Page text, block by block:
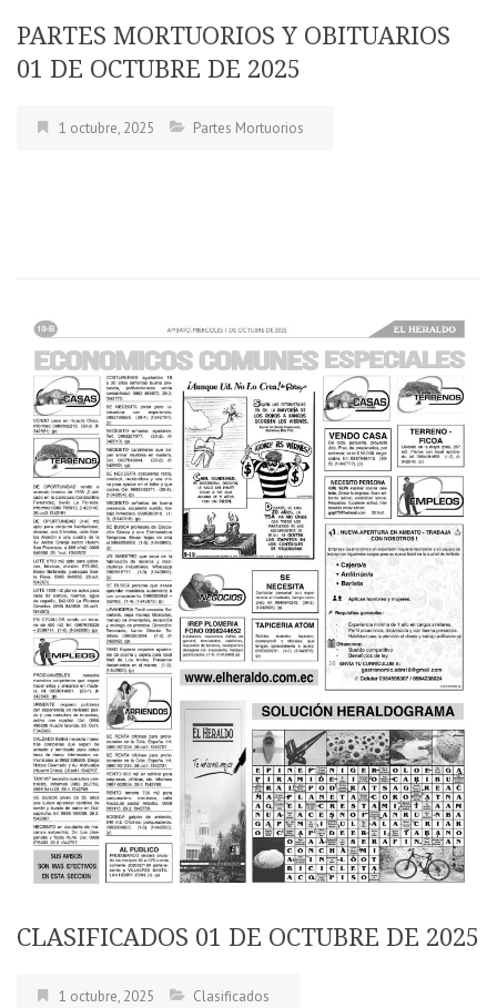
PARTES MORTUORIOS Y OBITUARIOS
01 DE OCTUBRE DE 2025
1 octubre, 2025 Partes Mortuorios
CLASIFICADOS 01 DE OCTUBRE DE 2025
1 octubre, 2025 Clasificados